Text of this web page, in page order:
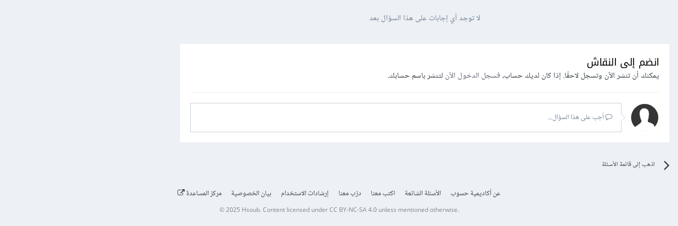
لا توجد أي إجابات على هذا السؤال بعد
انضم إلى النقاش
يمكنك أن تنشر الآن وتسجل لاحقًا. إذا كان لديك حساب،فسجل الدخول الآنلتنشر باسم حسابك.
أجب على هذا السؤال...
اذهب إلى قائمة الأسئلة
عن أكاديمية حسوب الأسئلة الشائعة اكتب معنا درّب معنا إرشادات الاستخدام بيان الخصوصية مركز المساعدة
© 2025 Hsoub.Content licensed underCC BY-NC-SA 4.0unless mentioned otherwise.